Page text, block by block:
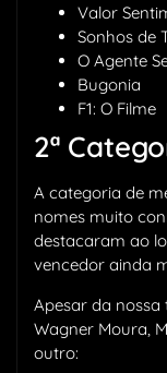
Valor
Sonhos de
O Agente
Bugonia
F1: O Filme
2ª
A categoria de
nomes muito
destacaram ao
vencedor ainda
Apesar da
Wagner Moura,
outro: